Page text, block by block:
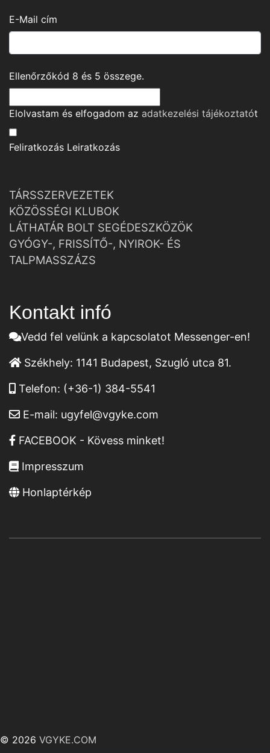
E-Mail cím
Ellenőrzőkód 8 és 5 összege.
Elolvastam és elfogadom az adatkezelési tájékoztatót
Feliratkozás Leiratkozás
TÁRSSZERVEZETEK
KÖZÖSSÉGI KLUBOK
LÁTHATÁR BOLT SEGÉDESZKÖZÖK
GYÓGY-, FRISSÍTŐ-, NYIROK- ÉS
TALPMASSZÁZS
Kontakt infó
Vedd fel velünk a kapcsolatot Messenger-en!
Székhely: 1141 Budapest, Szugló utca 81.
Telefon: (+36-1) 384-5541
E-mail: ugyfel@vgyke.com
FACEBOOK - Kövess minket!
Impresszum
Honlaptérkép
© 2026 VGYKE.COM